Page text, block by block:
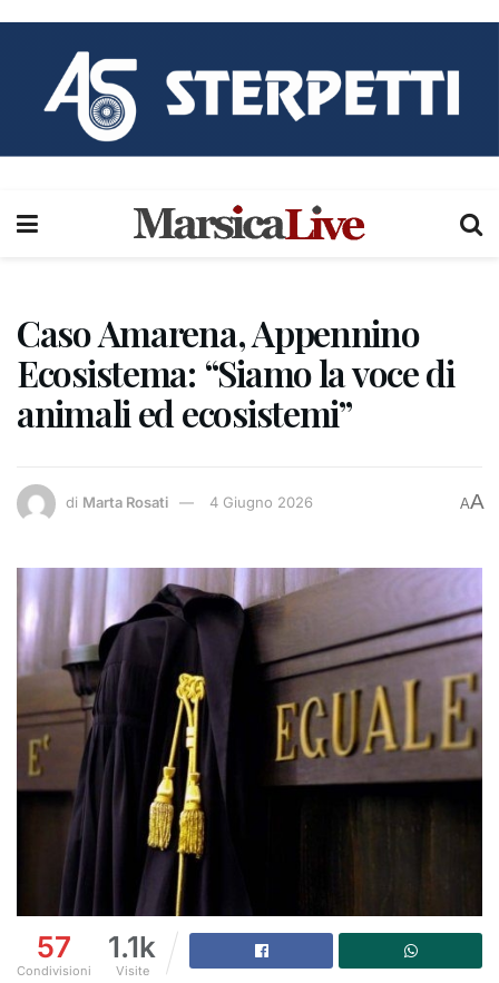
Caso Amarena, Appennino
Ecosistema: “Siamo la voce di
animali ed ecosistemi”
di Marta Rosati 4 Giugno 2026 AA
57
Condivisioni
1.1k
Visite